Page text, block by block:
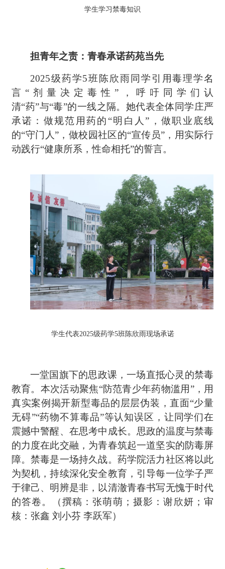
学生学习禁毒知识
担青年之责：青春承诺药苑当先
2025级药学5班陈欣雨同学引用毒理学名
言“剂量决定毒性”，呼吁同学们认
清“药”与“毒”的一线之隔。她代表全体同学庄严
承诺：做规范用药的“明白人”，做职业底线
的“守门人”，做校园社区的“宣传员”，用实际行
动践行“健康所系，性命相托”的誓言。
学生代表2025级药学5班陈欣雨现场承诺
一堂国旗下的思政课，一场直抵心灵的禁毒
教育。本次活动聚焦“防范青少年药物滥用”，用
真实案例揭开新型毒品的层层伪装，直面“少量
无碍”“药物不算毒品”等认知误区，让同学们在
震撼中警醒、在思考中成长。思政的温度与禁毒
的力度在此交融，为青春筑起一道坚实的防毒屏
障。禁毒是一场持久战。药学院活力社区将以此
为契机，持续深化安全教育，引导每一位学子严
于律己、明辨是非，以清澈青春书写无愧于时代
的答卷。（撰稿：张萌萌；摄影：谢欣妍；审
核：张鑫 刘小芬 李跃军）